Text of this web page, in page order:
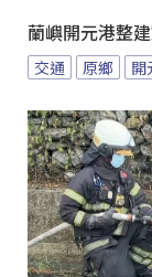
蘭嶼開元港整
交通 原鄉 開